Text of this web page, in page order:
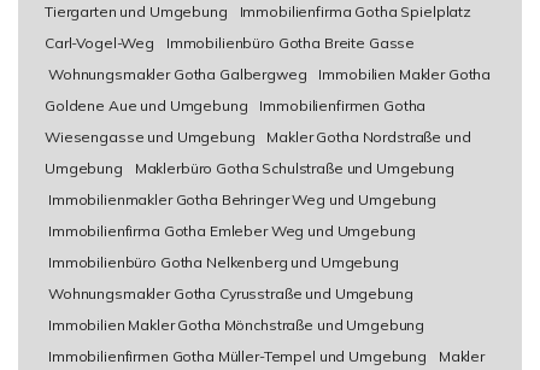
Tiergarten und Umgebung
Immobilienfirma Gotha Spielplatz
Carl-Vogel-Weg
Immobilienbüro Gotha Breite Gasse
Wohnungsmakler Gotha Galbergweg
Immobilien Makler Gotha
Goldene Aue und Umgebung
Immobilienfirmen Gotha
Wiesengasse und Umgebung
Makler Gotha Nordstraße und
Umgebung
Maklerbüro Gotha Schulstraße und Umgebung
Immobilienmakler Gotha Behringer Weg und Umgebung
Immobilienfirma Gotha Emleber Weg und Umgebung
Immobilienbüro Gotha Nelkenberg und Umgebung
Wohnungsmakler Gotha Cyrusstraße und Umgebung
Immobilien Makler Gotha Mönchstraße und Umgebung
Immobilienfirmen Gotha Müller-Tempel und Umgebung
Makler